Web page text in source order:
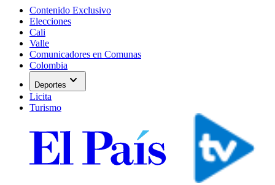
Contenido Exclusivo
Elecciones
Cali
Valle
Comunicadores en Comunas
Colombia
Deportes expand_more
Licita
Turismo